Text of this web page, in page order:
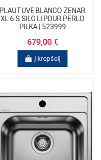
PLAUTUVĖ BLANCO ZENAR
XL 6 S SILG LI PDUR PERLO
PILKA | 523999
679,00 €
Į krepšelį